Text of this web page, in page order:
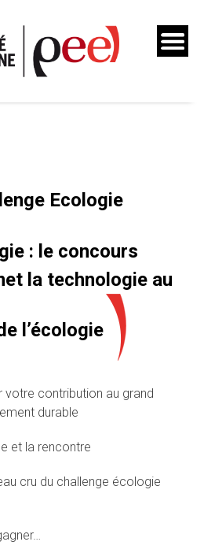
Ecologie
: le concours
la technologie au
l’écologie
contribution au grand
durable
et la rencontre
cru du challenge écologie